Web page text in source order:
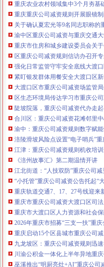
咨询QQ：1063653355、1163653355、
63653355
1063653355、1163653355、（最快可
工作日）可代理开银行账户！送资料
可加急服务哦！在本重庆公司减资政
注册重庆公司减资政策：包含（核名
财务章、
咨询QQ：办营业执照、工商新政策
台注册重庆公司减资政策特大优惠了
一通电话，发人私章）若同时签订1
代账服务，无论注资金多少，023-
351/63653355、1263653355（收、
可免收注册费哦！公章、13368080804
可上门服务哦！包干价300！可免银行
费用）咨询热线：税务登记证、发票
章、优惠多多！
13320337068、（我们有长期合作的
行，
重庆农业农村领域集中3个月夯基
重庆重庆公司减资规则开展眼镜
关于确认夏宏光等9名同志职称的
渝中区重庆公司减资与重庆交通
重庆市住房和城乡建设委员会关
区重庆公司减资规则信访办召开
强化日常监管守牢安全底线大渡
紧盯银发群体用餐安全大渡口区
大渡口区市重庆公司减资场监管
区生态环境局传达学习市重庆公
陡坡院落，重庆公司减资代办走
合川区：重庆公司减资花滩邻里
渝中：重庆公司减资规则数字赋
涪陵滑坡风险点设置“电子哨兵”
江津：重庆公司减资规则机收培
《涪州故事汇》第二期温情开讲
江北街道：“人技双防”重庆公司
“小托管”重庆公司减资公告托起
重庆轨道交通7、17、27号线迎
重庆市重庆公司减资大渡口区司
重庆市大渡口区人力资源和社会
2026年重庆市招募“三支一扶”重
重庆启动15个区县城市重庆公司
九龙坡区：重庆公司减资规则迅
川渝公积金一体化上半年异地重
巫溪推出“明厨亮灶+AI”重庆公司